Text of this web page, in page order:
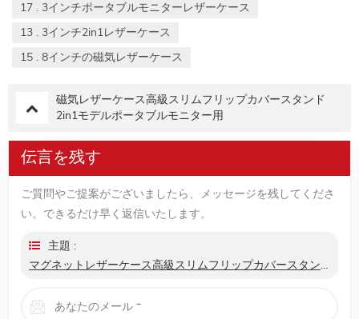
17 . 3インチポータブルモニターレザーケース
13 . 3インチ2in1レザーケース
15 . 8インチの磁気レザーケース
磁気レザーケース高級スリムフリップカバースタンド
2in1モデルポータブルモニター用
伝言を残す
ご質問やご提案がございましたら、メッセージを残してくださ
い。できるだけ早く返信いたします。
主題 :
マグネットレザーケース高級スリムフリップカバースタンド2in1モデルポータブルモニター用